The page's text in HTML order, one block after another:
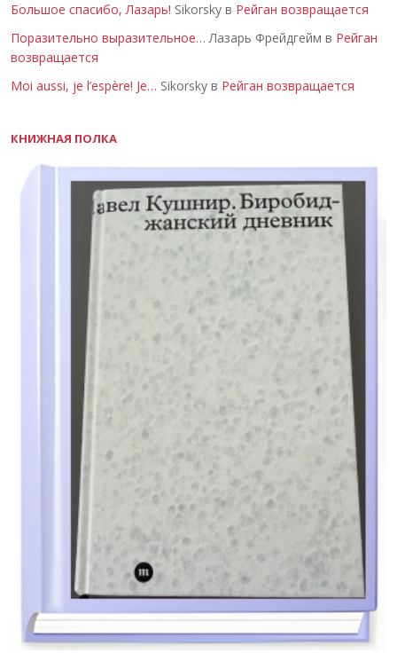
Большое спасибо, Лазарь! Sikorsky в Рейган возвращается
Поразительно выразительное… Лазарь Фрейдгейм в Рейган
возвращается
Moi aussi, je l’espère! Je… Sikorsky в Рейган возвращается
КНИЖНАЯ ПОЛКА